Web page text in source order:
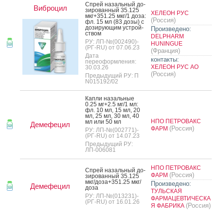
Виброцил
Спрей на­заль­ный до­
зиро­ван­ный 35.125
мкг+351.25 мкг/1 до­за:
фл. 15 мл (83 до­зы) с
до­зиру­ющим ус­трой­
ством
РУ: ЛП-№(002490)-
(РГ-RU) от 07.06.23
Дата
переоформления:
30.03.26
Предыдущий РУ: П
N015192/02
ХЕЛЕОН РУС
(Россия)
Произведено:
DELPHARM
HUNINGUE
(Франция)
контакты:
ХЕЛЕОН РУС АО
(Россия)
Демефецил
Кап­ли на­заль­ные
0.25 мг+2.5 мг/1 мл:
фл. 10 мл, 15 мл, 20
мл, 25 мл, 30 мл, 40
мл или 50 мл
РУ: ЛП-№(002771)-
(РГ-RU) от 14.07.23
Предыдущий РУ:
ЛП-006081
НПО ПЕТРОВАКС
ФАРМ (Россия)
Демефецил
Спрей на­заль­ный до­
зиро­ван­ный 35.125
мкг/до­за+351.25 мкг/
до­за
РУ: ЛП-№(013231)-
(РГ-RU) от 16.01.26
НПО ПЕТРОВАКС
ФАРМ (Россия)
Произведено:
ТУЛЬСКАЯ
ФАРМАЦЕВТИЧЕСКА
Я ФАБРИКА (Россия)